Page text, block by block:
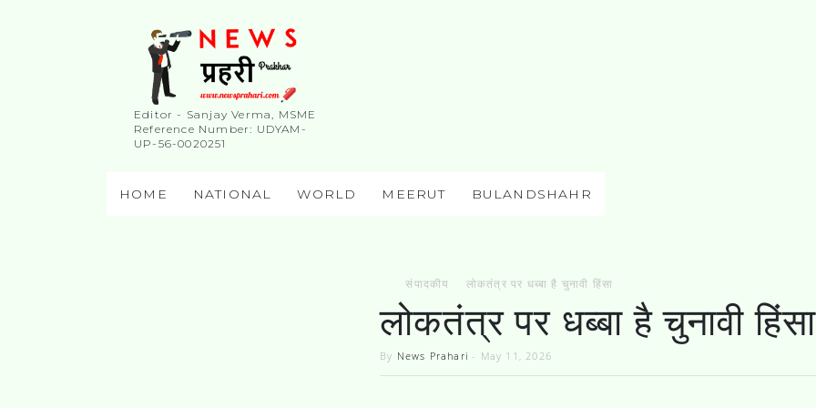
Editor - Sanjay Verma, MSME
Reference Number: UDYAM-
UP-56-0020251
HOME NATIONAL WORLD MEERUT BULANDSHAHR
संपादकीय लोकतंत्र पर धब्बा है चुनावी हिंसा
लोकतंत्र पर धब्बा है चुनावी हिंसा
By News Prahari - May 11, 2026